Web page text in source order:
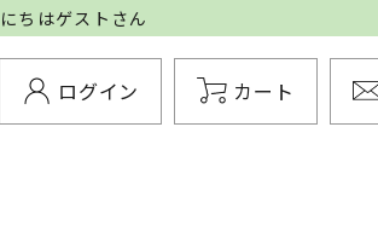
ちはゲストさん
ログイン カート